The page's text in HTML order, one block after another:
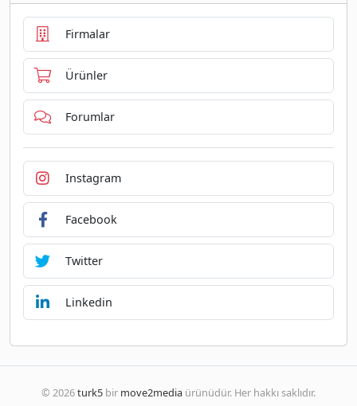
Firmalar
Ürünler
Forumlar
Instagram
Facebook
Twitter
Linkedin
© 2026turk5 bir move2media ürünüdür. Her hakkı saklıdır.